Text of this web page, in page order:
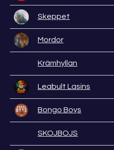
Skeppet
Mordor
Krämhyllan
Leabult Lasins
Bongo Boys
SKOJBOJS